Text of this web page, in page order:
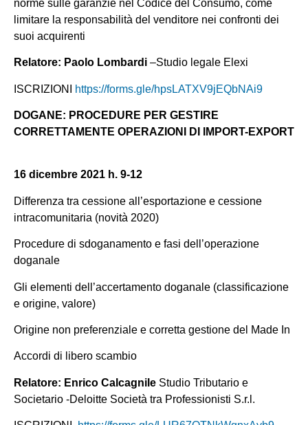
norme sulle garanzie nel Codice del Consumo, come
limitare la responsabilità del venditore nei confronti dei
suoi acquirenti
Relatore: Paolo Lombardi –Studio legale Elexi
ISCRIZIONI https://forms.gle/hpsLATXV9jEQbNAi9
DOGANE: PROCEDURE PER GESTIRE
CORRETTAMENTE OPERAZIONI DI IMPORT-EXPORT
16 dicembre 2021 h. 9-12
Differenza tra cessione all’esportazione e cessione
intracomunitaria (novità 2020)
Procedure di sdoganamento e fasi dell’operazione
doganale
Gli elementi dell’accertamento doganale (classificazione
e origine, valore)
Origine non preferenziale e corretta gestione del Made In
Accordi di libero scambio
Relatore: Enrico Calcagnile Studio Tributario e
Societario -Deloitte Società tra Professionisti S.r.l.